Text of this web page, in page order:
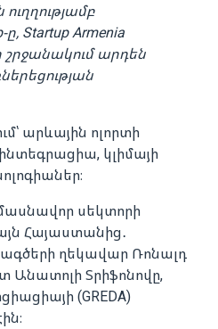
Startup Armenia
շրջանակում արդեն
արևային ոլորտի
կլիմայի
սեկտորի
Հայաստանից․
ղեկավար Ռոնալդ
Անատոլի Տրիֆոնովը,
(GREDA)